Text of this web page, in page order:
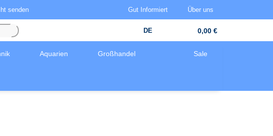
senden Gut Informiert Über uns
DE 0,00 €
Aquarien Großhandel Sale